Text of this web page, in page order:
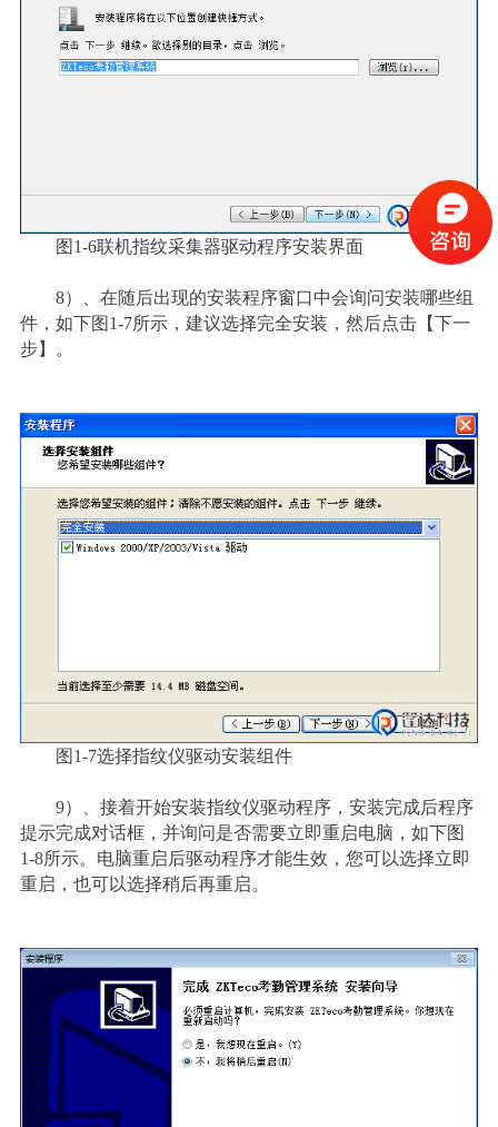
图1-6联机指纹采集器驱动程序安装界面
8）
、在随后出现的安装程序窗口中会询问安装哪些组
件，如下图1-7所示，建议选择完全安装，然后点击【下一
步】。
图1-7选择指纹仪驱动安装组件
9）
、接着开始安装指纹仪驱动程序，安装完成后程序
提示完成对话框，并询问是否需要立即重启电脑，如下图
1-8所示。电脑重启后驱动程序才能生效，您可以选择立即
重启，也可以选择稍后再重启。